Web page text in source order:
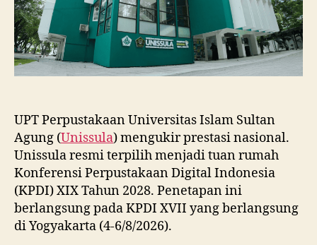
UPT Perpustakaan Universitas Islam Sultan
Agung (Unissula) mengukir prestasi nasional.
Unissula resmi terpilih menjadi tuan rumah
Konferensi Perpustakaan Digital Indonesia
(KPDI) XIX Tahun 2028. Penetapan ini
berlangsung pada KPDI XVII yang berlangsung
di Yogyakarta (4-6/8/2026).